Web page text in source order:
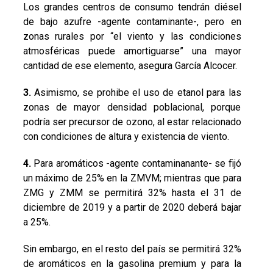
Los grandes centros de consumo tendrán diésel
de bajo azufre -agente contaminante-, pero en
zonas rurales por “el viento y las condiciones
atmosféricas puede amortiguarse” una mayor
cantidad de ese elemento, asegura García Alcocer.
3. Asimismo, se prohibe el uso de etanol para las
zonas de mayor densidad poblacional, porque
podría ser precursor de ozono, al estar relacionado
con condiciones de altura y existencia de viento.
4. Para aromáticos -agente contaminanante- se fijó
un máximo de 25% en la ZMVM; mientras que para
ZMG y ZMM se permitirá 32% hasta el 31 de
diciembre de 2019 y a partir de 2020 deberá bajar
a 25%.
Sin embargo, en el resto del país se permitirá 32%
de aromáticos en la gasolina premium y para la